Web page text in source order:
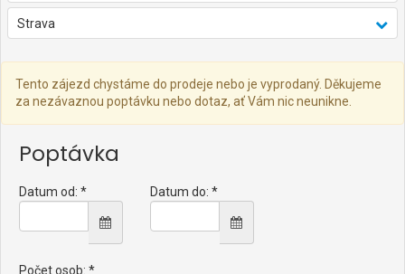
Strava
Tento zájezd chystáme do prodeje nebo je vyprodaný. Děkujeme
za nezávaznou poptávku nebo dotaz, ať Vám nic neunikne.
Poptávka
Datum od: * Datum do: *
Počet osob: *